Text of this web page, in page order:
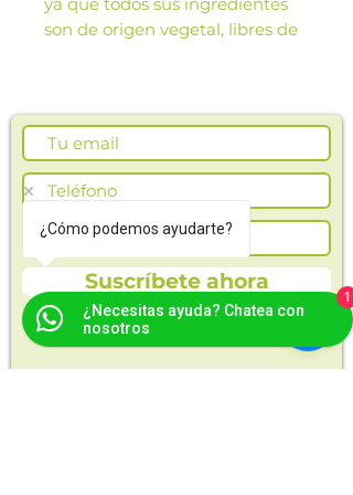
son de origen vegetal, libres de
Las imágenes de este producto
son de referencia. Los tamaños,
presentación y colores de la
imagen pueden variar según
cosechas o producción.
Suscríbete ahora
¿Cómo podemos ayudarte?
¿Necesitas ayuda? Chatea con
nosotros
1